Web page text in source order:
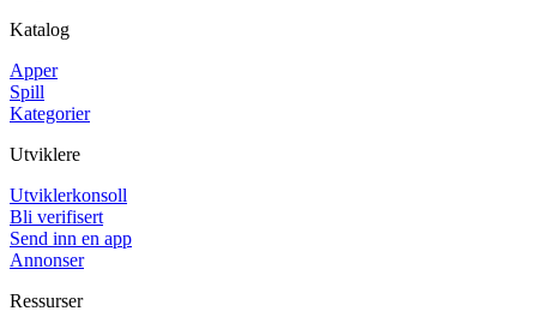
Katalog
Apper
Spill
Kategorier
Utviklere
Utviklerkonsoll
Bli verifisert
Send inn en app
Annonser
Ressurser